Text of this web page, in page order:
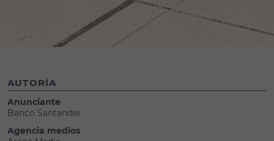
AUTORÍA
Anunciante
Banco Santander
Agencia medios